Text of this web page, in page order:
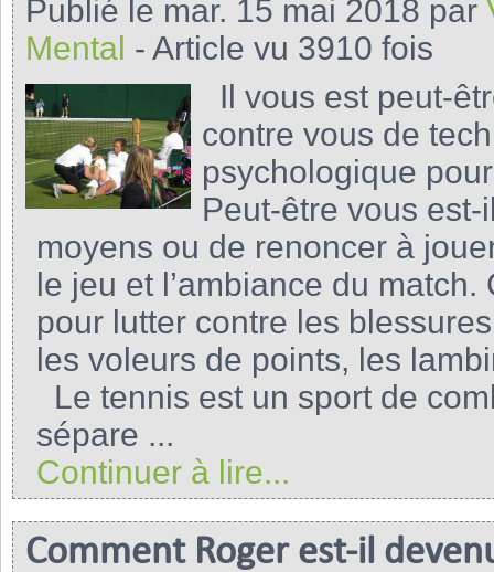
Publié le mar. 15 mai 2018 par
Mental - Article vu 3910 fois
Il vous est peut-
contre vous de
psychologique
Peut-être vous est-
moyens ou de renoncer à
le jeu et l’ambiance du
pour lutter contre les
les voleurs de points, les
Le tennis est un sport de
sépare ...
Continuer à lire...
Comment Roger est-il